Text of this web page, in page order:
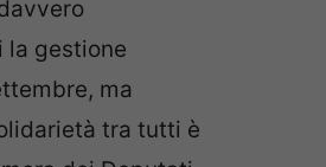
la gestione
ma
tra tutti è